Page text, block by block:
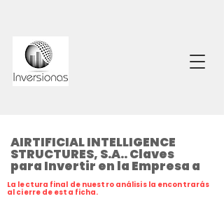
AIRTIFICIAL INTELLIGENCE
STRUCTURES, S.A.. Claves
para Invertir en la Empresa a
La lectura final de nuestro análisis la encontrarás
al cierre de esta ficha.